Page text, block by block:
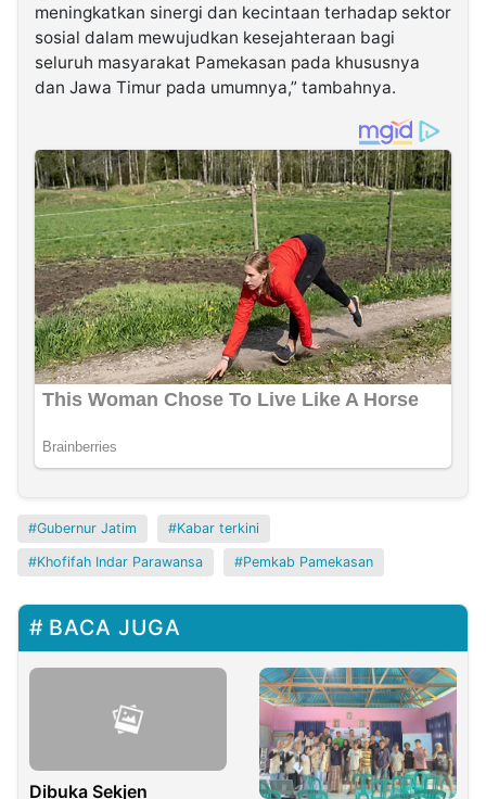
meningkatkan sinergi dan kecintaan terhadap sektor
sosial dalam mewujudkan kesejahteraan bagi
seluruh masyarakat Pamekasan pada khususnya
dan Jawa Timur pada umumnya,” tambahnya.
Gubernur Jatim Kabar terkini
Khofifah Indar Parawansa Pemkab Pamekasan
BACA JUGA
Dibuka Sekjen